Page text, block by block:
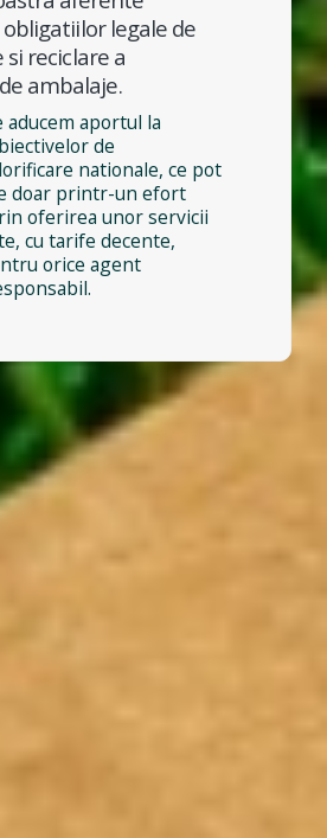
legale de
reciclare a
ambalaje.
aducem aportul la
de
nationale, ce pot
doar printr-un efort
oferirea unor servicii
cu tarife decente,
orice agent